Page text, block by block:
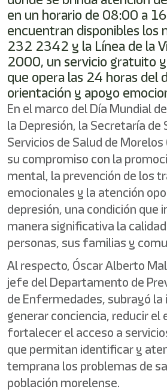
en un horario de 08:00 a
encuentran disponibles los
232 2342 y la Línea de la
2000, un servicio gratuito
que opera las 24 horas del
orientación y apoyo
En el marco del Día Mundial
la Depresión, la Secretaría de
Servicios de Salud de
su compromiso con la
mental, la prevención de los
emocionales y la atención
depresión, una condición que
manera significativa la
personas, sus familias y
Al respecto, Óscar Alberto
jefe del Departamento de
de Enfermedades, subrayó
generar conciencia, reducir el
fortalecer el acceso a
que permitan identificar y
temprana los problemas de
población morelense.